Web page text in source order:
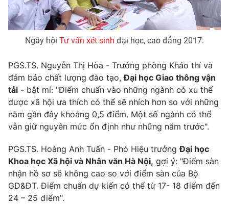
VTV Money VTV Thể thao
VTV Sức khoẻ Bất động sản
Thị trường 24h Tấm lòng Việt
VTV4 Vươn mình bằng AI
VTV9 VTV8
Liên hệ tòa soạn English
Ngày hội Tư vấn xét sinh đại học, cao đẳng 2017.
PGS.TS. Nguyễn Thị Hòa - Trưởng phòng Khảo thí và
đảm bảo chất lượng đào tạo,Đại học Giao thông vận
tải - bật mí: "Điểm chuẩn vào những ngành có xu thế
được xã hội ưa thích có thể sẽ nhích hơn so với những
năm gần đây khoảng 0,5 điểm. Một số ngành có thể
vẫn giữ nguyên mức ổn định như những năm trước".
PGS.TS. Hoàng Anh Tuấn - Phó Hiệu trưởngĐại học
Khoa học Xã hội và Nhân văn Hà Nội, gợi ý: "Điểm sàn
nhận hồ sơ sẽ không cao so với điểm sàn của Bộ
GD&ĐT. Điểm chuẩn dự kiến có thể từ 17- 18 điểm đến
24 – 25 điểm".